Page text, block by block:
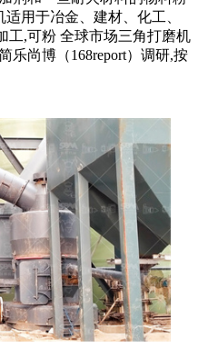
用于冶金、建材、化工、
工,可粉 全球市场三角打磨机
乐尚博（168report）调研,按